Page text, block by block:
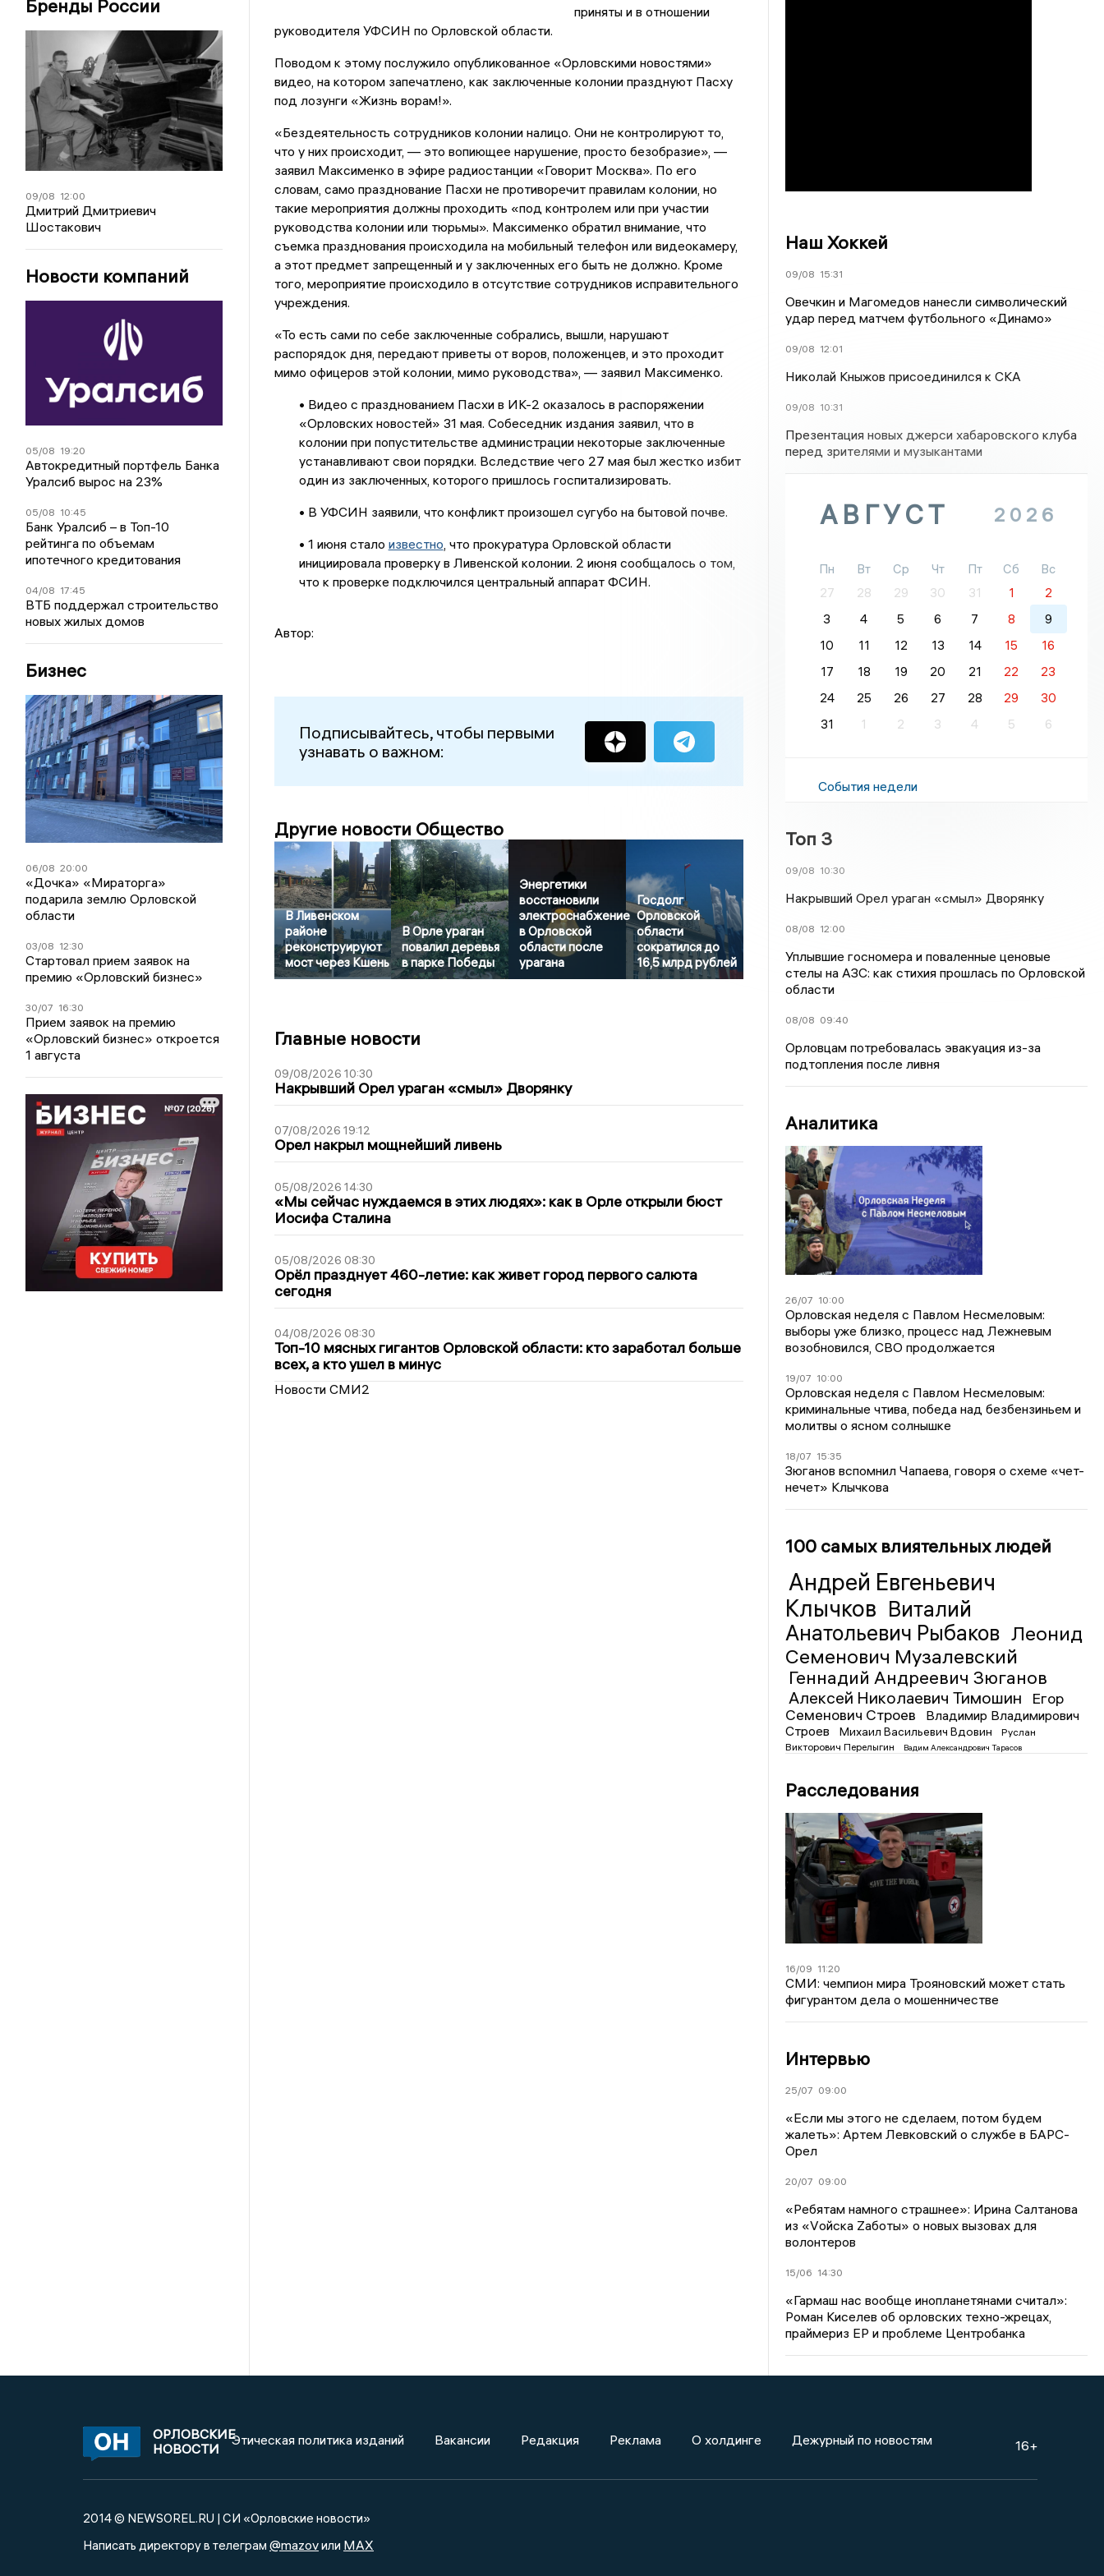
Бренды России
09/08 12:00
Дмитрий Дмитриевич
Шостакович
Новости компаний
05/08 19:20
Автокредитный портфель Банка
Уралсиб вырос на 23%
05/08 10:45
Банк Уралсиб – в Топ-10
рейтинга по объемам
ипотечного кредитования
04/08 17:45
ВТБ поддержал строительство
новых жилых домов
Бизнес
06/08 20:00
«Дочка» «Мираторга»
подарила землю Орловской
области
03/08 12:30
Стартовал прием заявок на
премию «Орловский бизнес»
30/07 16:30
Прием заявок на премию
«Орловский бизнес» откроется
1 августа
приняты и в отношении
руководителя УФСИН по Орловской области.
Поводом к этому послужило опубликованное «Орловскими новостями»
видео, на котором запечатлено, как заключенные колонии празднуют Пасху
под лозунги «Жизнь ворам!».
«Бездеятельность сотрудников колонии налицо. Они не контролируют то,
что у них происходит, — это вопиющее нарушение, просто безобразие», —
заявил Максименко в эфире радиостанции «Говорит Москва». По его
словам, само празднование Пасхи не противоречит правилам колонии, но
такие мероприятия должны проходить «под контролем или при участии
руководства колонии или тюрьмы». Максименко обратил внимание, что
съемка празднования происходила на мобильный телефон или видеокамеру,
а этот предмет запрещенный и у заключенных его быть не должно. Кроме
того, мероприятие происходило в отсутствие сотрудников исправительного
учреждения.
«То есть сами по себе заключенные собрались, вышли, нарушают
распорядок дня, передают приветы от воров, положенцев, и это проходит
мимо офицеров этой колонии, мимо руководства», — заявил Максименко.
• Видео с празднованием Пасхи в ИК-2 оказалось в распоряжении
«Орловских новостей» 31 мая. Собеседник издания заявил, что в
колонии при попустительстве администрации некоторые заключенные
устанавливают свои порядки. Вследствие чего 27 мая был жестко избит
один из заключенных, которого пришлось госпитализировать.
• В УФСИН заявили, что конфликт произошел сугубо на бытовой почве.
• 1 июня стало известно, что прокуратура Орловской области
инициировала проверку в Ливенской колонии. 2 июня сообщалось о том,
что к проверке подключился центральный аппарат ФСИН.
Автор:
Подписывайтесь, чтобы первыми
узнавать о важном:
Другие новости Общество
В Ливенском
районе
реконструируют
мост через Кшень
В Орле ураган
повалил деревья
в парке Победы
Энергетики
восстановили
электроснабжение
в Орловской
области после
урагана
Госдолг
Орловской
области
сократился до
16,5 млрд рублей
Главные новости
09/08/2026 10:30
Накрывший Орел ураган «смыл» Дворянку
07/08/2026 19:12
Орел накрыл мощнейший ливень
05/08/2026 14:30
«Мы сейчас нуждаемся в этих людях»: как в Орле открыли бюст
Иосифа Сталина
05/08/2026 08:30
Орёл празднует 460-летие: как живет город первого салюта
сегодня
04/08/2026 08:30
Топ-10 мясных гигантов Орловской области: кто заработал больше
всех, а кто ушел в минус
Новости СМИ2
Наш Хоккей
09/08 15:31
Овечкин и Магомедов нанесли символический
удар перед матчем футбольного «Динамо»
09/08 12:01
Николай Кныжов присоединился к СКА
09/08 10:31
Презентация новых джерси хабаровского клуба
перед зрителями и музыкантами
АВГУСТ 2026
Пн Вт Ср Чт Пт Сб
Вс
27
28 29 30 31 1
2
3
4 5 6 7 8
9
10
11 12 13 14 15
16
17
18 19 20 21 22
23
24
25 26 27 28 29
30
31
1 2 3 4 5 6
События недели
Топ 3
09/08 10:30
Накрывший Орел ураган «смыл» Дворянку
08/08 12:00
Уплывшие госномера и поваленные ценовые
стелы на АЗС: как стихия прошлась по Орловской
области
08/08 09:40
Орловцам потребовалась эвакуация из-за
подтопления после ливня
Аналитика
26/07 10:00
Орловская неделя с Павлом Несмеловым:
выборы уже близко, процесс над Лежневым
возобновился, СВО продолжается
19/07 10:00
Орловская неделя с Павлом Несмеловым:
криминальные чтива, победа над безбензиньем и
молитвы о ясном солнышке
18/07 15:35
Зюганов вспомнил Чапаева, говоря о схеме «чет-
нечет» Клычкова
100 самых влиятельных людей
Андрей Евгеньевич
Клычков Виталий
Анатольевич Рыбаков Леонид
Семенович Музалевский
Геннадий Андреевич Зюганов
Алексей Николаевич Тимошин
Егор
Семенович Строев
Владимир Владимирович
Строев
Михаил Васильевич Вдовин
Руслан
Викторович Перелыгин
Вадим Александрович Тарасов
Расследования
16/09 11:20
СМИ: чемпион мира Трояновский может стать
фигурантом дела о мошенничестве
Интервью
25/07 09:00
«Если мы этого не сделаем, потом будем
жалеть»: Артем Левковский о службе в БАРС-
Орел
20/07 09:00
«Ребятам намного страшнее»: Ирина Салтанова
из «Vойска Zаботы» о новых вызовах для
волонтеров
15/06 14:30
«Гармаш нас вообще инопланетянами считал»:
Роман Киселев об орловских техно-жрецах,
праймериз ЕР и проблеме Центробанка
ОРЛОВСКИЕ
НОВОСТИ
Этическая политика изданий Вакансии Редакция Реклама О холдинге Дежурный по новостям 16+
2014 © NEWSOREL.RU | СИ «Орловские новости»
Написать директору в телеграм @mazovили MAX